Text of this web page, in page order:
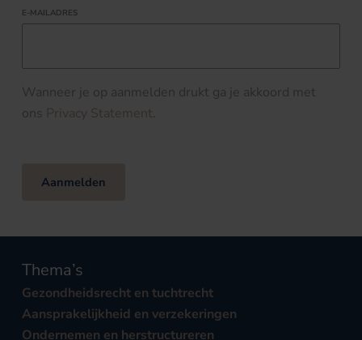
E-MAILADRES
Wanneer je op aanmelden drukt ga je akkoord met
ons Privacy Statement.
Aanmelden
Thema’s
Gezondheidsrecht en tuchtrecht
Aansprakelijkheid en verzekeringen
Ondernemen en herstructureren